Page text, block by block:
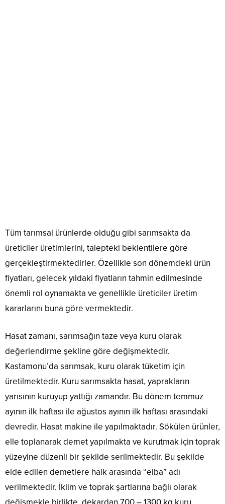
Tüm tarımsal ürünlerde olduğu gibi sarımsakta da
üreticiler üretimlerini, talepteki beklentilere göre
gerçekleştirmektedirler. Özellikle son dönemdeki ürün
fiyatları, gelecek yıldaki fiyatların tahmin edilmesinde
önemli rol oynamakta ve genellikle üreticiler üretim
kararlarını buna göre vermektedir.
Hasat zamanı, sarımsağın taze veya kuru olarak
değerlendirme şekline göre değişmektedir.
Kastamonu’da sarımsak, kuru olarak tüketim için
üretilmektedir. Kuru sarımsakta hasat, yaprakların
yarısının kuruyup yattığı zamandır. Bu dönem temmuz
ayının ilk haftası ile ağustos ayının ilk haftası arasındaki
devredir. Hasat makine ile yapılmaktadır. Sökülen ürünler,
elle toplanarak demet yapılmakta ve kurutmak için toprak
yüzeyine düzenli bir şekilde serilmektedir. Bu şekilde
elde edilen demetlere halk arasında “elba” adı
verilmektedir. İklim ve toprak şartlarına bağlı olarak